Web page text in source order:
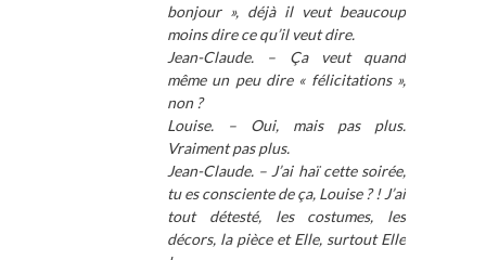
bonjour », déjà il veut beaucoup
moins dire ce qu’il veut dire.
Jean-Claude. – Ça veut quand
même un peu dire « félicitations »,
non ?
Louise. – Oui, mais pas plus.
Vraiment pas plus.
Jean-Claude. – J’ai haï cette soirée,
tu es consciente de ça, Louise ? ! J’ai
tout détesté, les costumes, les
décors, la pièce et Elle, surtout Elle